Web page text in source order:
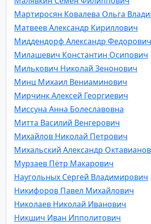
Мартиросян Ковалева Ольга
Матвеев Александр Кириллович
Миддендорф Александр Федорович
Милашевич Константин Осипович
Милькович Николай Зенонович
Минц Михаил Вениаминович
Мирчинк Алексей Георгиевич
Миссуна Анна Болеславовна
Митта Василий Венгерович
Михайлов Николай Петрович
Михальский Александр
Мурзаев Пётр Макарович
Наугольных Сергей Владимирович
Никифоров Павел Михайлович
Николаев Николай Иванович
Никшич Иван Ипполитович